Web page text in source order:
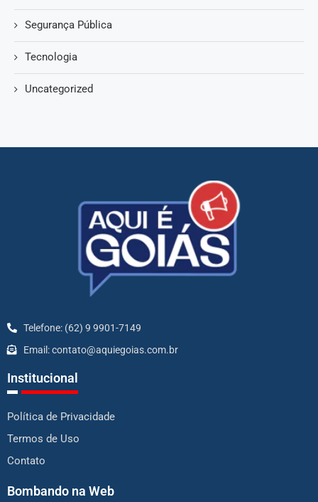
Segurança Pública
Tecnologia
Uncategorized
Telefone: (62) 9 9901-7149
Email: contato@aquiegoias.com.br
Institucional
Política de Privacidade
Termos de Uso
Contato
Bombando na Web